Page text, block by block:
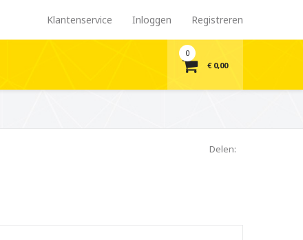
Klantenservice Inloggen Registreren
0
€ 0,00
Delen: